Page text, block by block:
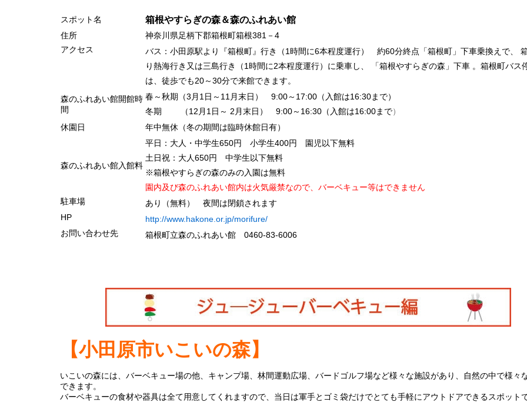
スポット名 箱根やすらぎの森＆森のふれあい館
住所
神奈川県足柄下郡箱根町箱根381－4
アクセス
バス：小田原駅より『箱根町』行き（1時間に6本程度運行） 約60分終点「箱根町」下車乗換えで、
り熱海行き又は三島行き（1時間に2本程度運行）に乗車し、 「箱根やすらぎの森」下車 。 箱根町バス
は、徒歩でも20～30分で来館できます。
森のふれあい館開館時
間
春～秋期（3月1日～11月末日） 9:00～17:00（入館は16:30まで）
冬期 （12月1日～ 2月末日） 9:00～16:30（入館は16:00まで）
休園日
年中無休（冬の期間は臨時休館日有）
森のふれあい館入館料
平日：大人・中学生650円 小学生400円 園児以下無料
土日祝： 大人650円 中学生以下無料
※箱根やすらぎの森のみの入 園は無料
園内及び森のふれあい館内は火気厳禁なので、バーベキュー等はできません
駐車場
あり（無料）
夜間は閉鎖されます
HP
http://www.hakone.or.jp/morifure/
お問い合わせ先
箱根町立森のふれあい館 0460-83-6006
【小田原市いこいの森】
いこいの森には、バーベキュー場の他、キャンプ場、林間運動広場、バードゴルフ場など様々な施設があり、自然の中で様々
できます。
バーベキューの食材や器具は全て用意してくれますので、当日は軍手とゴミ袋だけでとても手軽にアウトドアできるスポット